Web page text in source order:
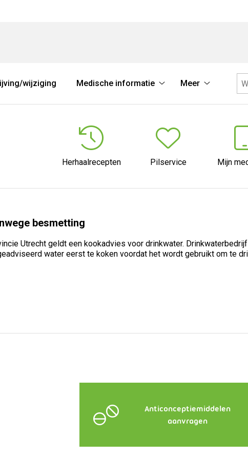
wijziging
Medische informatie
informatie
Meer
submenu
Herhaalrecepten Pilservice Mijn
besmetting
Utrecht geldt een kookadvies voor drinkwater.
water eerst te koken voordat het wordt gebruikt om te
Anticonceptiemiddelen
aanvragen